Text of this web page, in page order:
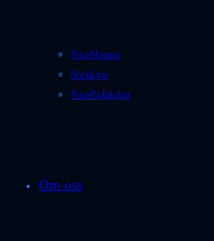
NiceMentor
NiceLaw
NicePublisher
Om oss